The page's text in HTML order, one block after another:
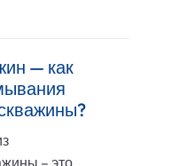
— как